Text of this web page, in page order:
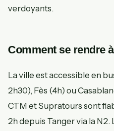
verdoyants.
Comment se rendre
La ville est accessible en
2h30), Fès (4h) ou
CTM et Supratours sont
2h depuis Tanger via la